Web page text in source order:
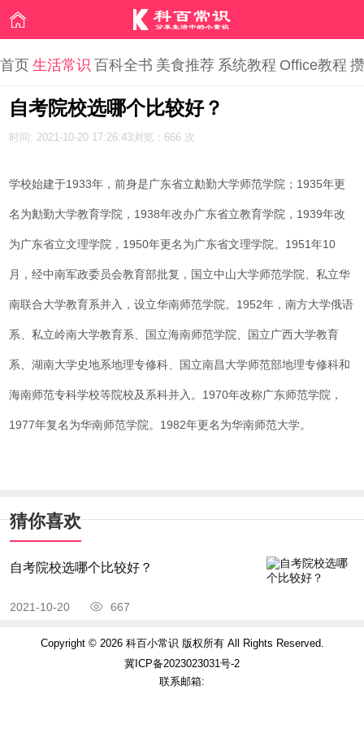
首页 生活常识 百科全书 美食推荐 系统教程 Office教程
自考院校选哪个比较好？
时间: 2021-10-20 17:26:43浏览：666 次
学校始建于1933年，前身是广东省立勷勤大学师范学院；1935年更
名为勷勤大学教育学院，1938年改办广东省立教育学院，1939年改
为广东省立文理学院，1950年更名为广东省文理学院。1951年10
月，经中南军政委员会教育部批复，国立中山大学师范学院、私立华
南联合大学教育系并入，设立华南师范学院。1952年，南方大学俄语
系、私立岭南大学教育系、国立海南师范学院、国立广西大学教育
系、湖南大学史地系地理专修科、国立南昌大学师范部地理专修科和
海南师范专科学校等院校及系科并入。1970年改称广东师范学院，
1977年复名为华南师范学院。1982年更名为华南师范大学。
猜你喜欢
自考院校选哪个比较好？
2021-10-20 667
Copyright © 2026 科百小常识 版权所有 All Rights Reserved.
冀ICP备2023023031号-2
联系邮箱: